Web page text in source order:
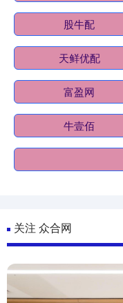
股牛配
天鲜优配
富盈网
牛壹佰
关注 众合网